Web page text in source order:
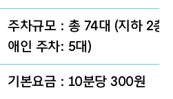
주차규모 : 총 74대 (지하 2
애인 주차: 5대)
기본요금 : 10분당 300원